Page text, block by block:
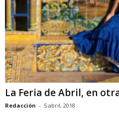
La Feria de Abril, en
Redacción - 5 abril, 2018